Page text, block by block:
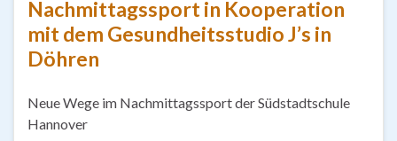
Nachmittagssport in Kooperation
mit dem Gesundheitsstudio J’s in
Döhren
Neue Wege im Nachmittagssport der Südstadtschule
Hannover